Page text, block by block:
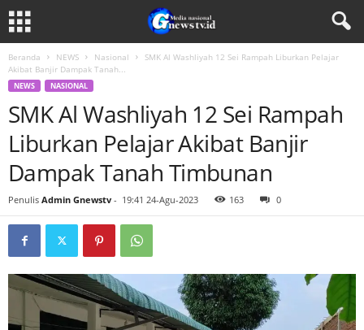
Beranda NEWS Nasional
SMK Al Washliyah 12 Sei Rampah Liburkan Pelajar
Akibat Banjir Dampak Tanah...
NEWS NASIONAL
SMK Al Washliyah 12 Sei Rampah
Liburkan Pelajar Akibat Banjir
Dampak Tanah Timbunan
Penulis Admin Gnewstv - 19:41 24-Agu-2023 163 0